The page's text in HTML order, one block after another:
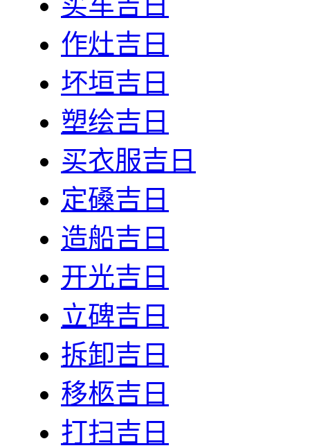
作灶吉日
坏垣吉日
塑绘吉日
买衣服吉日
定磉吉日
造船吉日
开光吉日
立碑吉日
拆卸吉日
移柩吉日
打扫吉日